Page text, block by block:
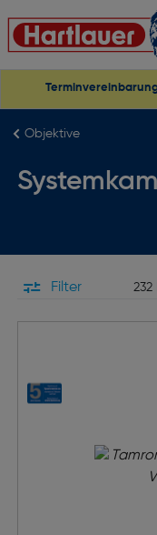
Objektive
Filter 232